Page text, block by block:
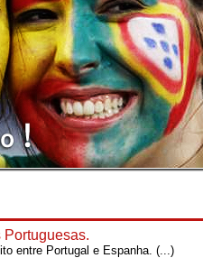
entre Portugal e Espanha. (...)